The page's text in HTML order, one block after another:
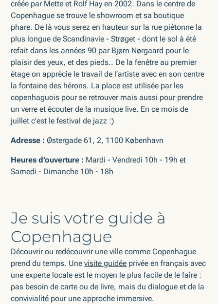
créée par Mette et Rolf Hay en 2002. Dans le centre de
Copenhague se trouve le showroom et sa boutique
phare. De là vous serez en hauteur sur la rue piétonne la
plus longue de Scandinavie - Strøget - dont le sol à été
refait dans les années 90 par Bjørn Nørgaard pour le
plaisir des yeux, et des pieds.. De la fenêtre au premier
étage on apprécie le travail de l’artiste avec en son centre
la fontaine des hérons. La place est utilisée par les
copenhaguois pour se retrouver mais aussi pour prendre
un verre et écouter de la musique live. En ce mois de
juillet c’est le festival de jazz :)
Adresse : Østergade 61, 2, 1100 København
Heures d’ouverture : Mardi - Vendredi 10h - 19h et
Samedi - Dimanche 10h - 18h
Je suis votre guide à
Copenhague
Découvrir ou redécouvrir une ville comme Copenhague
prend du temps. Unevisite guidée privée en français avec
une experte locale est le moyen le plus facile de le faire :
pas besoin de carte ou de livre, mais du dialogue et de la
convivialité pour une approche immersive.